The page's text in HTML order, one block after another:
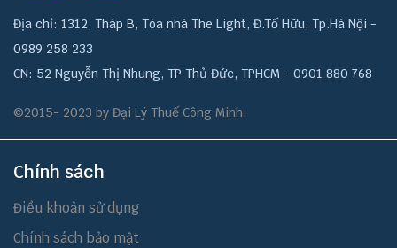
Địa chỉ: 1312, Tháp B, Tòa nhà The Light, Đ.Tố Hữu, Tp.Hà Nội -
0989 258 233
CN: 52 Nguyễn Thị Nhung, TP Thủ Đức, TPHCM - 0901 880 768
©2015- 2023 by Đại Lý Thuế Công Minh.
Chính sách
Điều khoản sử dụng
Chính sách bảo mật